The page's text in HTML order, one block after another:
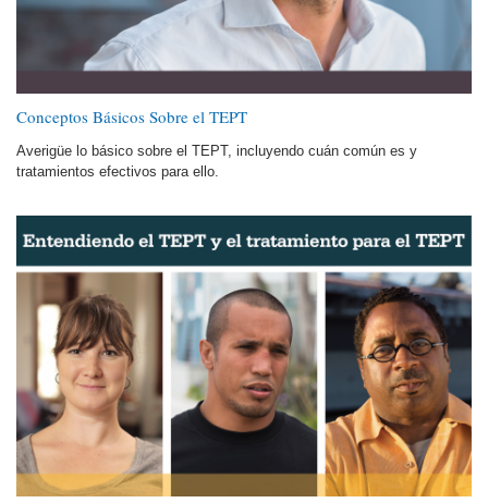
Conceptos Básicos Sobre el TEPT
Averigüe lo básico sobre el TEPT, incluyendo cuán común es y
tratamientos efectivos para ello.